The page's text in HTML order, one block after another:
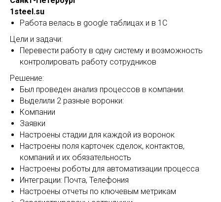
1steel.su
Работа велась в google таблицах и в 1С
Цели и задачи:
Перевести работу в одну систему и возможность
контролировать работу сотрудников
Решение:
Был проведен анализ процессов в компании.
Выделили 2 разные воронки:
Компании
Заявки
Настроены стадии для каждой из воронок
Настроены поля карточек сделок, контактов,
компаний и их обязательность
Настроены роботы для автоматизации процесса
Интеграции: Почта, Телефония
Настроены отчеты по ключевым метрикам